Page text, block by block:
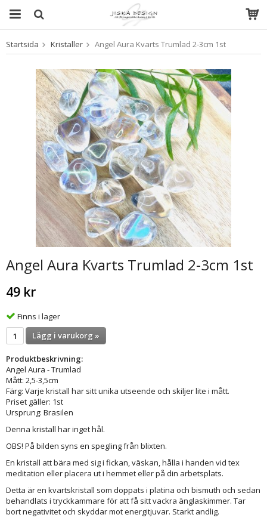
Produkten har blivit tillagd i varukorgen
Startsida Kristaller Angel Aura Kvarts Trumlad 2-3cm 1st
Angel Aura Kvarts Trumlad 2-3cm 1st
49 kr
Finns i lager
Lägg i varukorg »
Produktbeskrivning:
Angel Aura - Trumlad
Mått: 2,5-3,5cm
Färg: Varje kristall har sitt unika utseende och skiljer lite i mått.
Priset gäller: 1st
Ursprung: Brasilen
Denna kristall har inget hål.
OBS! På bilden syns en spegling från blixten.
En kristall att bära med sig i fickan, väskan, hålla i handen vid tex
meditation eller placera ut i hemmet eller på din arbetsplats.
Detta är en kvartskristall som doppats i platina och bismuth och sedan
behandlats i tryckkammare för att få sitt vackra änglaskimmer. Tar
bort negativitet och skyddar mot energitjuvar. Starkt andlig.